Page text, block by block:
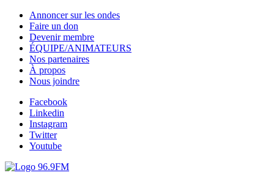
Annoncer sur les ondes
Faire un don
Devenir membre
ÉQUIPE/ANIMATEURS
Nos partenaires
À propos
Nous joindre
Facebook
Linkedin
Instagram
Twitter
Youtube